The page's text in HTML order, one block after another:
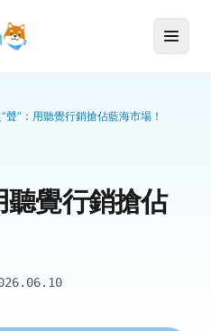
聲”：用聽覺行銷搶佔藍海市場！
聽覺行銷搶佔